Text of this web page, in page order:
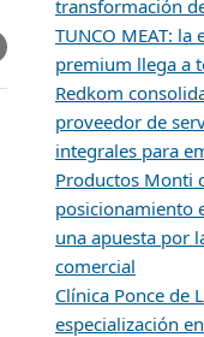
transformación
TUNCO MEAT:
premium llega a
Redkom
proveedor de
integrales para
Productos Monti
posicionamiento
una apuesta por
comercial
Clínica Ponce de
especialización